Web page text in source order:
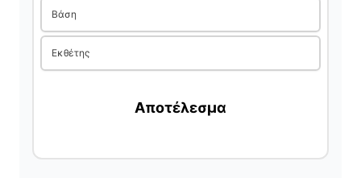
Βάση
Εκθέτης
Αποτέλεσμα